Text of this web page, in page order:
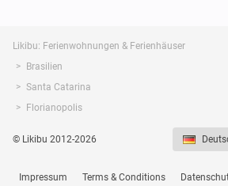
Likibu: Ferienwohnungen & Ferienhäuser
Brasilien
Santa Catarina
Florianopolis
© Likibu 2012-2026
Impressum Terms & Conditions